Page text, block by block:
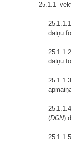
25.1.1.
datņu
datņu
(DGN)